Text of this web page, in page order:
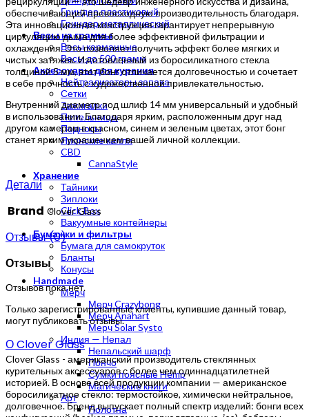
Гриндер пластиковый
Гриндер металлический
Весы на граммы
Весы карманные
Весы до 500 грамм
Аксессуары для курения
Нейтрализаторы запаха
Сетки
Зажигалки
Пепельницы
Подносы
Японские капли
CBD
CannaStyle
Хранение
Тайники
Зиплоки
Click Box
Вакуумные контейнеры
Бумажки и фильтры
Бумага для самокруток
Бланты
Конусы
Handmade
Мерч
Мерч Crazybong
Мерч Anahart
Мерч Solar Systo
Индия — Непал
Непальский шарф
Пончо
Сумки поясные Hemp
Магические книги
Арт
Полотна
обеспечивающий превосходную производительность благодаря.
Эта инновационная конструкция гарантирует непрерывную
циркуляцию дыма для более эффективной фильтрации и
охлаждения. Это позволяет получить эффект более мягких и
чистых затяжек. Изготовленный из боросиликатного стекла
толщиной 5 мм, этот бонг отличается долговечностью и сочетает
в себе прочность с художественной привлекательностью.
Внутренний диаметр под шлиф 14 мм универсальный и удобный
в использовании. Благодаря ярким, расположенным друг над
другом камерам в красном, синем и зеленым цветах, этот бонг
станет ярким украшением вашей личной коллекции.
Детали
Brand Clover Glass
Отзывы (0)
Отзывы
Отзывов пока нет.
Только зарегистрированные клиенты, купившие данный товар,
могут публиковать отзывы.
О Clover Glass
Clover Glass - американский производитель стеклянных
курительных аксессуаров с более чем одиннадцатилетней
историей. В основе всей продукции компании — американское
боросиликатное стекло: термостойкое, химически нейтральное,
долговечное. Бренд выпускает полный спектр изделий: бонги всех